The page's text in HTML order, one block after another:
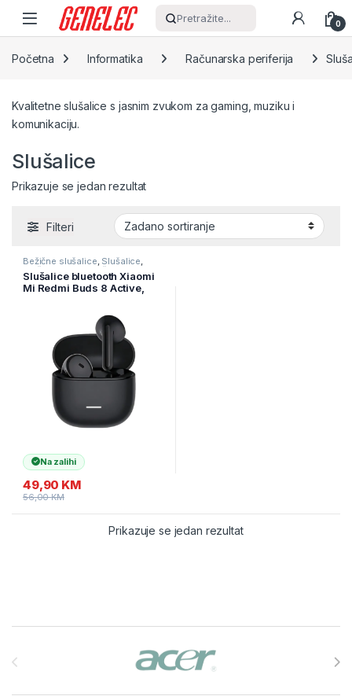
Skip to navigation
Skip to content
Pretražite... 0
Početna Informatika Računarska periferija
Kvalitetne slušalice s jasnim zvukom za gaming, muziku i
komunikaciju.
Slušalice
Prikazuje se jedan rezultat
Filteri
Bežične slušalice, Slušalice,
Slušalice TWS slušalice
Slušalice bluetooth Xiaomi
Mi Redmi Buds 8 Active,
Na zalihi
49,90 KM
56,00KM
Prikazuje se jedan rezultat